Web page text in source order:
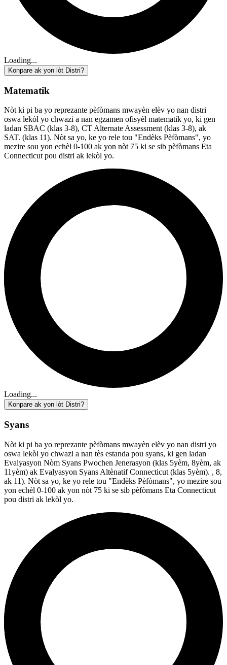
Loading...
Konpare ak yon lòt Distri?
Matematik
Nòt ki pi ba yo reprezante pèfòmans mwayèn elèv yo nan distri
oswa lekòl yo chwazi a nan egzamen ofisyèl matematik yo, ki gen
ladan SBAC (klas 3-8), CT Alternate Assessment (klas 3-8), ak
SAT. (klas 11). Nòt sa yo, ke yo rele tou "Endèks Pèfòmans", yo
mezire sou yon echèl 0-100 ak yon nòt 75 ki se sib pèfòmans Eta
Connecticut pou distri ak lekòl yo.
Loading...
Konpare ak yon lòt Distri?
Syans
Nòt ki pi ba yo reprezante pèfòmans mwayèn elèv yo nan distri yo
oswa lekòl yo chwazi a nan tès estanda pou syans, ki gen ladan
Evalyasyon Nòm Syans Pwochen Jenerasyon (klas 5yèm, 8yèm, ak
11yèm) ak Evalyasyon Syans Altènatif Connecticut (klas 5yèm). , 8,
ak 11). Nòt sa yo, ke yo rele tou "Endèks Pèfòmans", yo mezire sou
yon echèl 0-100 ak yon nòt 75 ki se sib pèfòmans Eta Connecticut
pou distri ak lekòl yo.